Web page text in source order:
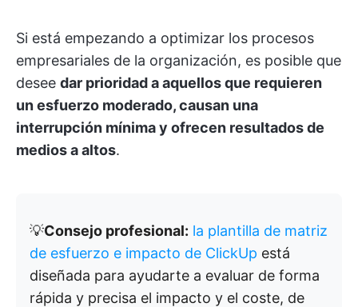
Si está empezando a optimizar los procesos
empresariales de la organización, es posible que
desee dar prioridad a aquellos que requieren
un esfuerzo moderado, causan una
interrupción mínima y ofrecen resultados de
medios a altos.
💡Consejo profesional: la plantilla de matriz
de esfuerzo e impacto de ClickUp está
diseñada para ayudarte a evaluar de forma
rápida y precisa el impacto y el coste, de